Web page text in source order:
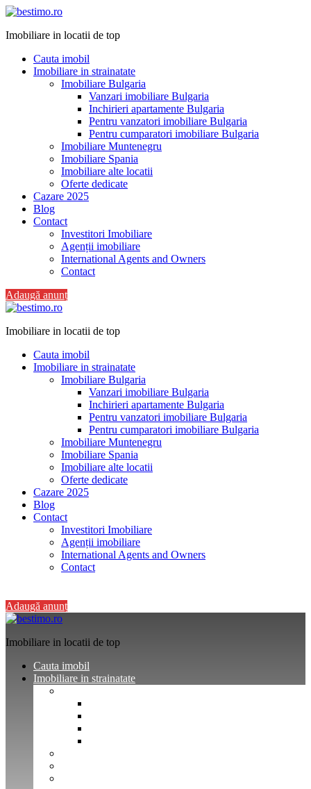
Imobiliare in locatii de top
Cauta imobil
Imobiliare in strainatate
Imobiliare Bulgaria
Vanzari imobiliare Bulgaria
Inchirieri apartamente Bulgaria
Pentru vanzatori imobiliare Bulgaria
Pentru cumparatori imobiliare Bulgaria
Imobiliare Muntenegru
Imobiliare Spania
Imobiliare alte locatii
Oferte dedicate
Cazare 2025
Blog
Contact
Investitori Imobiliare
Agenții imobiliare
International Agents and Owners
Contact
Adaugă anunț
Imobiliare in locatii de top
Cauta imobil
Imobiliare in strainatate
Imobiliare Bulgaria
Vanzari imobiliare Bulgaria
Inchirieri apartamente Bulgaria
Pentru vanzatori imobiliare Bulgaria
Pentru cumparatori imobiliare Bulgaria
Imobiliare Muntenegru
Imobiliare Spania
Imobiliare alte locatii
Oferte dedicate
Cazare 2025
Blog
Contact
Investitori Imobiliare
Agenții imobiliare
International Agents and Owners
Contact
Adaugă anunț
Imobiliare in locatii de top
Cauta imobil
Imobiliare in strainatate